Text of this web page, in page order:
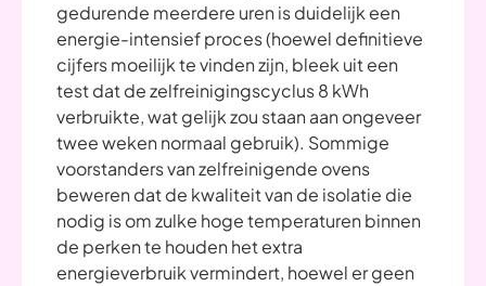
gedurende meerdere uren is duidelijk een
energie-intensief proces (hoewel definitieve
cijfers moeilijk te vinden zijn, bleek uit een
test dat de zelfreinigingscyclus 8 kWh
verbruikte, wat gelijk zou staan aan ongeveer
twee weken normaal gebruik). Sommige
voorstanders van zelfreinigende ovens
beweren dat de kwaliteit van de isolatie die
nodig is om zulke hoge temperaturen binnen
de perken te houden het extra
energieverbruik vermindert, hoewel er geen